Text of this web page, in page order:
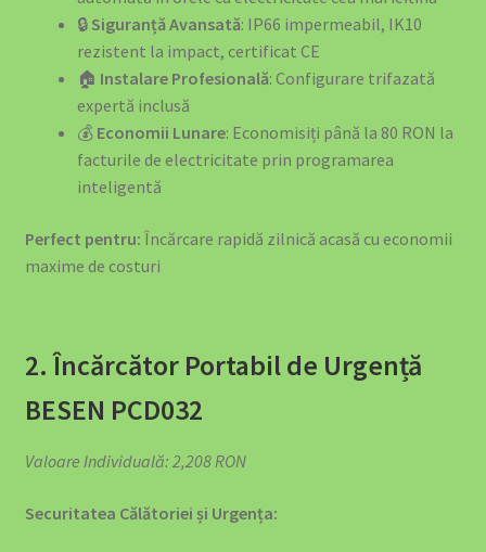
🔒 Siguranță Avansată: IP66 impermeabil, IK10
rezistent la impact, certificat CE
🏠 Instalare Profesională: Configurare trifazată
expertă inclusă
💰 Economii Lunare: Economisiți până la 80 RON la
facturile de electricitate prin programarea
inteligentă
Perfect pentru: Încărcare rapidă zilnică acasă cu economii
maxime de costuri
2. Încărcător Portabil de Urgență
BESEN PCD032
Valoare Individuală: 2,208 RON
Securitatea Călătoriei și Urgența: